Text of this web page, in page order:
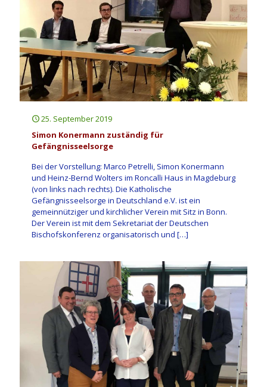
25. September 2019
Simon Konermann zuständig für
Gefängnisseelsorge
Bei der Vorstellung: Marco Petrelli, Simon Konermann
und Heinz-Bernd Wolters im Roncalli Haus in Magdeburg
(von links nach rechts). Die Katholische
Gefängnisseelsorge in Deutschland e.V. ist ein
gemeinnütziger und kirchlicher Verein mit Sitz in Bonn.
Der Verein ist mit dem Sekretariat der Deutschen
Bischofskonferenz organisatorisch und […]